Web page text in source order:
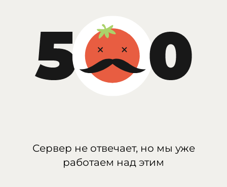
Сервер не отвечает, но мы уже
работаем над этим